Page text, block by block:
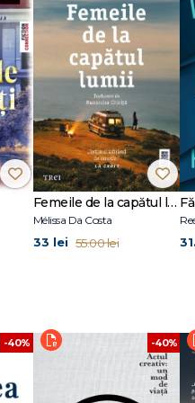
Femeile de la capătul lumii
Mélissa Da Costa
33 lei 55.00 lei
-40% -40%